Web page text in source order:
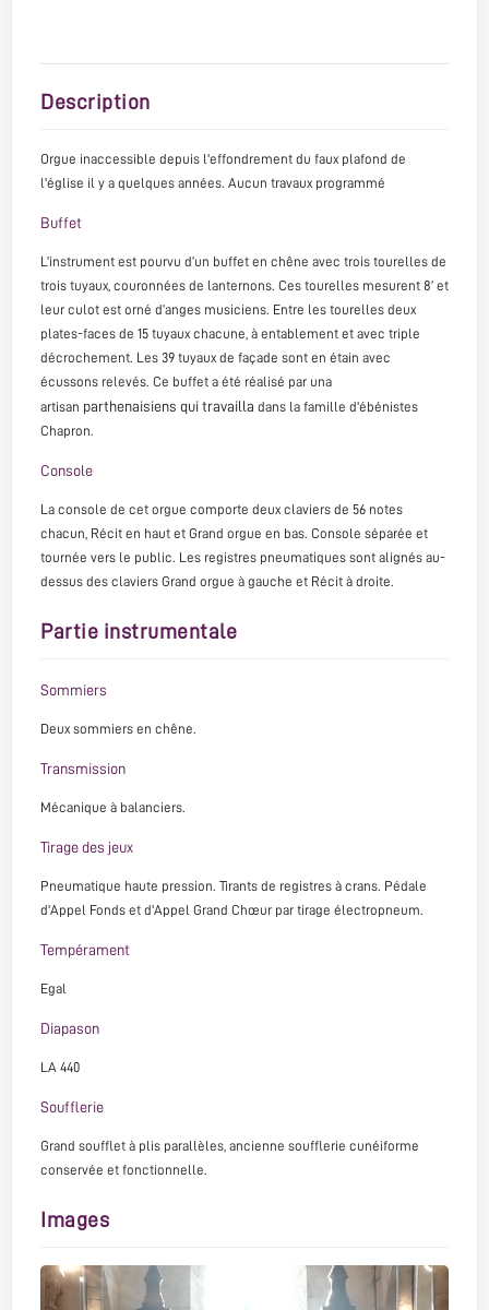
Description
Orgue inaccessible depuis l'effondrement du faux plafond de
l'église il y a quelques années. Aucun travaux programmé
Buffet
L’instrument est pourvu d’un buffet en chêne avec trois tourelles de
trois tuyaux, couronnées de lanternons. Ces tourelles mesurent 8’ et
leur culot est orné d’anges musiciens. Entre les tourelles deux
plates-faces de 15 tuyaux chacune, à entablement et avec triple
décrochement. Les 39 tuyaux de façade sont en étain avec
écussons relevés. Ce buffet a été réalisé par una
artisan parthenaisiens qui travailla dans la famille d'ébénistes
Chapron.
Console
La console de cet orgue comporte deux claviers de 56 notes
chacun, Récit en haut et Grand orgue en bas. Console séparée et
tournée vers le public. Les registres pneumatiques sont alignés au-
dessus des claviers Grand orgue à gauche et Récit à droite.
Partie instrumentale
Sommiers
Deux sommiers en chêne.
Transmission
Mécanique à balanciers.
Tirage des jeux
Pneumatique haute pression. Tirants de registres à crans. Pédale
d'Appel Fonds et d'Appel Grand Chœur par tirage électropneum.
Tempérament
Egal
Diapason
LA 440
Soufflerie
Grand soufflet à plis parallèles, ancienne soufflerie cunéiforme
conservée et fonctionnelle.
Images